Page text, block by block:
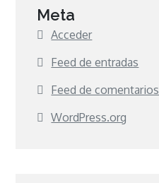
Meta
Acceder
Feed de entradas
Feed de comentarios
WordPress.org